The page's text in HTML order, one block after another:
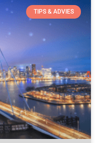
TIPS & ADVIES